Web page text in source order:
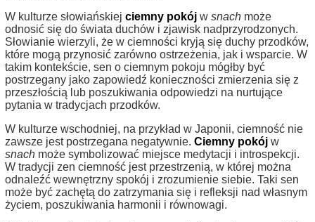
W kulturze słowiańskiej ciemny pokój w snach może
odnosić się do świata duchów i zjawisk nadprzyrodzonych.
Słowianie wierzyli, że w ciemności kryją się duchy przodków,
które mogą przynosić zarówno ostrzeżenia, jak i wsparcie. W
takim kontekście, sen o ciemnym pokoju mógłby być
postrzegany jako zapowiedź konieczności zmierzenia się z
przeszłością lub poszukiwania odpowiedzi na nurtujące
pytania w tradycjach przodków.
W kulturze wschodniej, na przykład w Japonii, ciemność nie
zawsze jest postrzegana negatywnie. Ciemny pokój w
snach może symbolizować miejsce medytacji i introspekcji.
W tradycji zen ciemność jest przestrzenią, w której można
odnaleźć wewnętrzny spokój i zrozumienie siebie. Taki sen
może być zachętą do zatrzymania się i refleksji nad własnym
życiem, poszukiwania harmonii i równowagi.